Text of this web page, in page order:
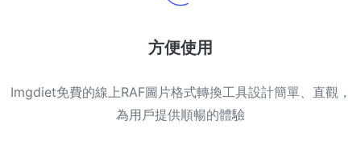
方便使用
Imgdiet免費的線上RAF圖片格式轉換工具設計簡單、直觀，
為用戶提供順暢的體驗